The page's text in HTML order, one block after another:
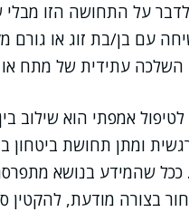
על התחושה הזו מבלי
עם בן/בת זוג או גורם
השלכה עתידית של מתח
אמפתי הוא שילוב
ומתן תחושת ביטחון
ככל שהמידע בנושא
בצורה מודעת, להקטין